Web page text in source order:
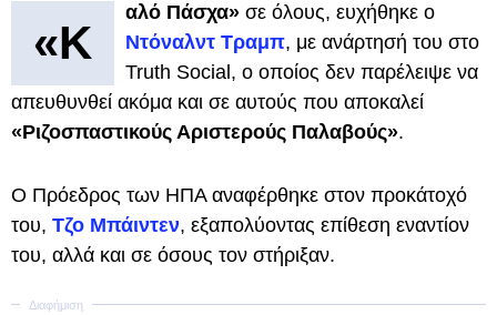
«Κ
αλό Πάσχα» σε όλους, ευχήθηκε ο
Ντόναλντ Τραμπ, με ανάρτησή του στο
Truth Social, ο οποίος δεν παρέλειψε να
απευθυνθεί ακόμα και σε αυτούς που αποκαλεί
«Ριζοσπαστικούς Αριστερούς Παλαβούς».
Ο Πρόεδρος των ΗΠΑ αναφέρθηκε στον προκάτοχό
του, Τζο Μπάιντεν, εξαπολύοντας επίθεση εναντίον
του, αλλά και σε όσους τον στήριξαν.